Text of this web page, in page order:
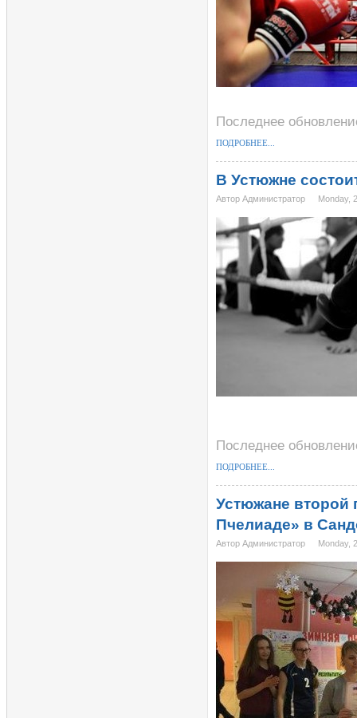
Последнее
ПОДРОБНЕЕ...
В Устюжне
Автор Администратор Monday,
Последнее
ПОДРОБНЕЕ...
Устюжане второй
Пчелиаде» в
Автор Администратор Monday,